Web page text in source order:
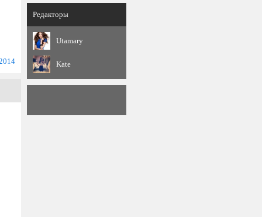
Редакторы
Utamary
Kate